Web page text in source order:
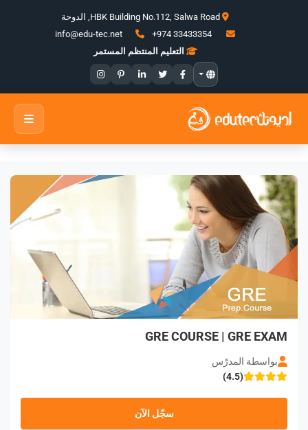
HBK Building No.112, Salwa Road, الدوحة
+974 33433354
التعليم المنتظم المستمر
GRE COURSE | GRE EXAM
بواسطة المدرّس
(4.5)
سجّل الآن